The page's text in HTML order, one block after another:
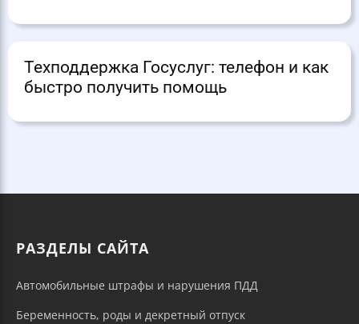
Техподдержка Госуслуг: телефон и как
быстро получить помощь
РАЗДЕЛЫ САЙТА
Автомобильные штрафы и нарушения ПДД
Беременность, роды и декретный отпуск